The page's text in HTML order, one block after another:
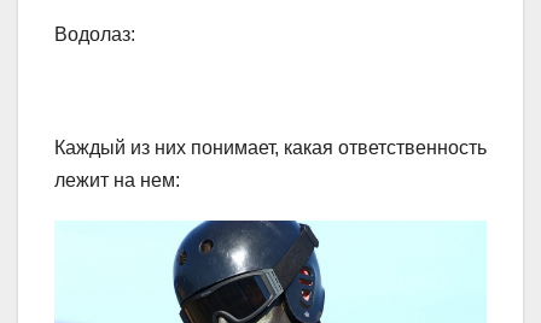
Водолаз:
Каждый из них понимает, какая ответственность
лежит на нем: